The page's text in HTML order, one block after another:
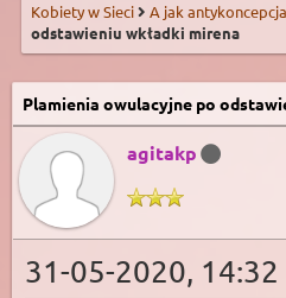
Kobiety w Sieci A jak
odstawieniu wkładki mirena
Plamienia owulacyjne po
agitakp
31-05-2020, 14:32